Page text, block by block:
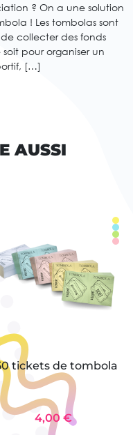
? On a une solution
! Les tombolas sont
collecter des fonds
pour organiser un
[…]
AUSSI
tickets de tombola
4,00 €